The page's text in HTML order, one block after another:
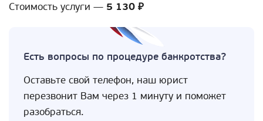
Стоимость услуги — 5 130 ₽
Есть вопросы по процедуре банкротства?
Оставьте свой телефон, наш юрист
перезвонит Вам через 1 минуту и поможет
разобраться.